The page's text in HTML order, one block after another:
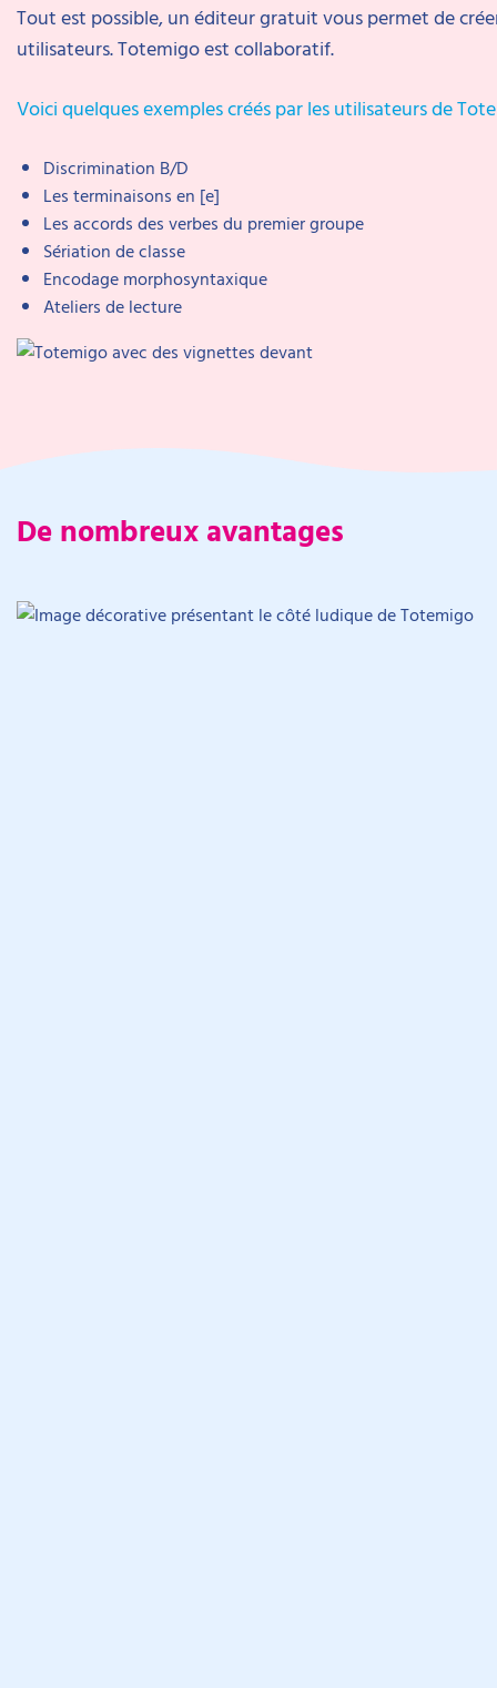
Tout est possible, un éditeur gratuit vous permet de
utilisateurs. Totemigo est collaboratif.
Voici quelques exemples créés par les utilisateurs de
Discrimination B/D
Les terminaisons en [e]
Les accords des verbes du premier groupe
Sériation de classe
Encodage morphosyntaxique
Ateliers de lecture
De nombreux avantages